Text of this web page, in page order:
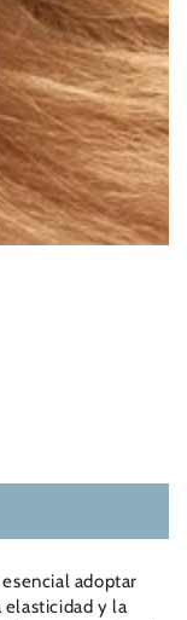
adoptar
elasticidad y la